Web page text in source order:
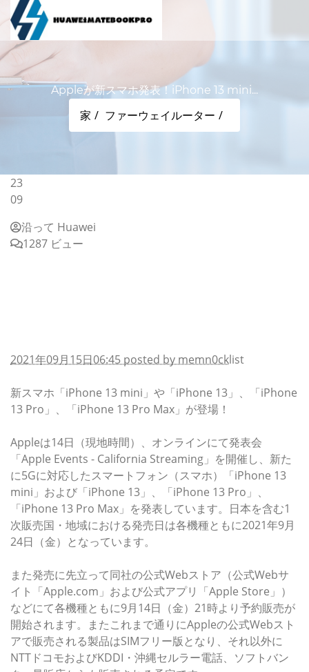
Appleが新スマホ発表！iPhone 13 mini...
家 ファーウェイルーター
23
09
沿って Huawei
1287 ビュー
2021年09月15日06:45 posted by memn0cklist
新スマホ「iPhone 13 mini」や「iPhone 13」、「iPhone
13 Pro」、「iPhone 13 Pro Max」が登場！
Appleは14日（現地時間）、オンラインにて発表会
「Apple Events - California Streaming」を開催し、新た
に5Gに対応したスマートフォン（スマホ）「iPhone 13
mini」および「iPhone 13」、「iPhone 13 Pro」、
「iPhone 13 Pro Max」を発表しています。日本を含む1
次販売国・地域における発売日は各機種ともに2021年9月
24日（金）となっています。
また発売に先立って同社の公式Webストア（公式Webサ
イト「Apple.com」および公式アプリ「Apple Store」）
などにて各機種ともに9月14日（金）21時より予約販売が
開始されます。またこれまで通りにAppleの公式Webスト
アで販売される製品はSIMフリー版となり、それ以外に
NTTドコモおよびKDDI・沖縄セルラー電話、ソフトバン